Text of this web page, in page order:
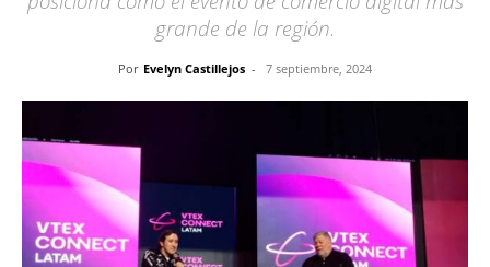
grande de la región.
Por Evelyn Castillejos - 7 septiembre, 2024